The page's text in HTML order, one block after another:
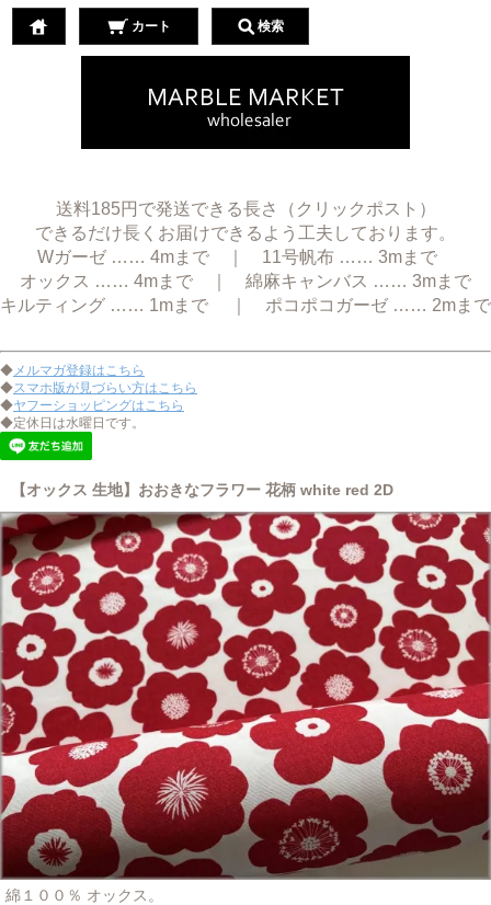
カート 検索
送料185円で発送できる長さ（クリックポスト）
できるだけ長くお届けできるよう工夫しております。
Wガーゼ …… 4mまで ｜ 11号帆布 …… 3mまで
オックス …… 4mまで ｜ 綿麻キャンバス …… 3mまで
キルティング …… 1mまで ｜ ポコポコガーゼ …… 2mまで
◆メルマガ登録はこちら
◆スマホ版が見づらい方はこちら
◆ヤフーショッピングはこちら
◆定休日は水曜日です。
【オックス 生地】おおきなフラワー 花柄 white red 2D
綿１００％ オックス。